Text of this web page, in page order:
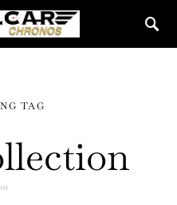
TAG